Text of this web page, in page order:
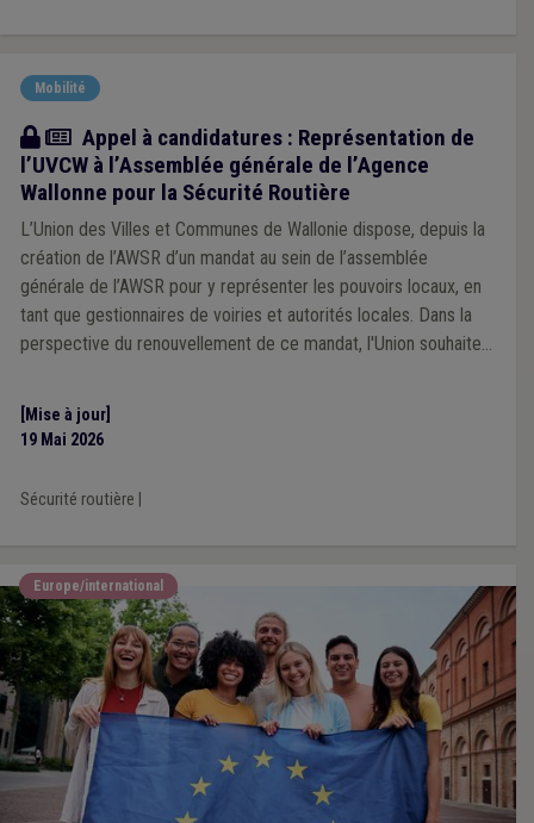
Mobilité
Actualité
Appel à candidatures : Représentation de
l’UVCW à l’Assemblée générale de l’Agence
Wallonne pour la Sécurité Routière
L’Union des Villes et Communes de Wallonie dispose, depuis la
création de l’AWSR d’un mandat au sein de l’assemblée
générale de l’AWSR pour y représenter les pouvoirs locaux, en
tant que gestionnaires de voiries et autorités locales. Dans la
perspective du renouvellement de ce mandat, l'Union souhaite
dynamiques de sécurité routière.
[Mise à jour]
19 Mai 2026
Sécurité routière
Europe/international